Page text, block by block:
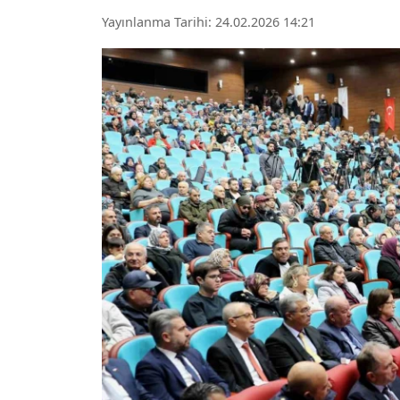
Yayınlanma Tarihi: 24.02.2026 14:21